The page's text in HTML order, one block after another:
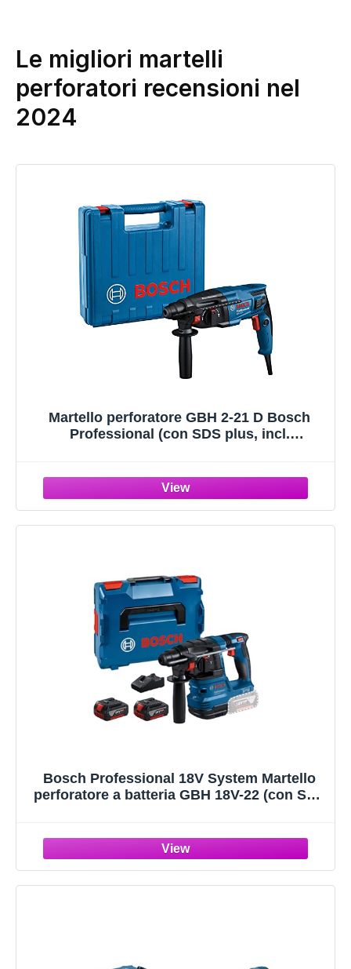
Le migliori martelli
perforatori recensioni nel
2024
Martello perforatore GBH 2-21 D Bosch
Professional (con SDS plus, incl.
Bosch Professional 18V System Martello
perforatore a batteria GBH 18V-22 (con SDS
GAL 18V-40, per L-BOXX)